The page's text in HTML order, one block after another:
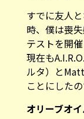
すでに友人
時、僕は喪
テストを開
現在も
ルタ）と
ことにしたの
―――オリーブ